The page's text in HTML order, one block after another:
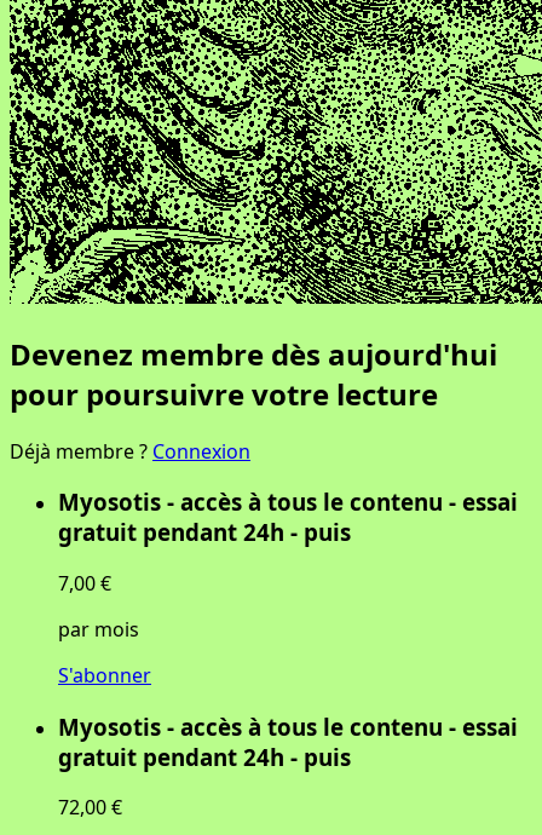
Devenez membre dès aujourd'hui
pour poursuivre votre lecture
Déjà membre ? Connexion
Myosotis - accès à tous le contenu - essai
gratuit pendant 24h - puis
7,00 €
par mois
S'abonner
Myosotis - accès à tous le contenu - essai
gratuit pendant 24h - puis
72,00 €